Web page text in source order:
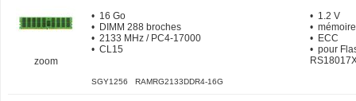
zoom
• 16 Go
• DIMM 288 broches
• 2133 MHz / PC4-17000
• CL15
• 1.2 V
•
• ECC
• pour
SGY1256 RAMRG2133DDR4-16G